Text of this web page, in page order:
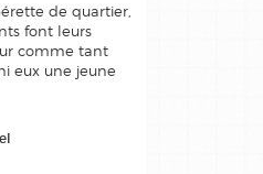
de quartier,
font leurs
comme tant
eux une jeune